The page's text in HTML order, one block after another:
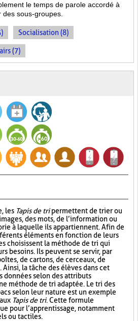
le temps de parole accordé à
des sous-groupes.
Socialisation (8)
(7)
les Tapis de tripermettent de trier ou
des mots, de l’information ou
à laquelle ils appartiennent. Afin de
éléments en fonction de leurs
choisissent la méthode de tri qui
besoins. Ils peuvent se servir, par
de cartons, de cerceaux, de
Ainsi, la tâche des élèves dans cet
données selon des attributs
méthode de tri adaptée. Le tri des
selon leur nature est un exemple
Tapis de tri. Cette formule
pour l’apprentissage, notamment
ou tactiles.